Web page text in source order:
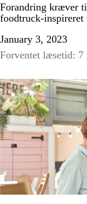
Forandring kræver
foodtruck-inspireret
January 3, 2023
Forventet læsetid: 7